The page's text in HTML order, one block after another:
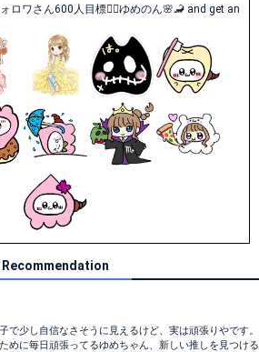
ロワさん600人目標❤️‍🔥ゆめのん🌸🦂 and get an
Recommendation
で少し自信なさそうに見えるけど、実は頑張りやです。
めに毎日頑張ってるゆめちゃん、新しい推しを見つける